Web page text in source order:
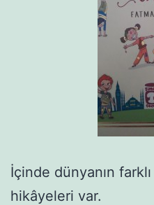
İçinde dünyanın
hikâyeleri var.